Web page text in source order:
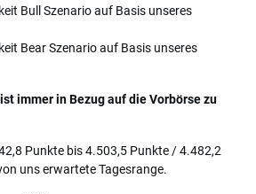
Bull Szenario auf Basis unseres
Bear Szenario auf Basis unseres
immer in Bezug auf die Vorbörse zu
Punkte bis 4.503,5 Punkte / 4.482,2
uns erwartete Tagesrange.